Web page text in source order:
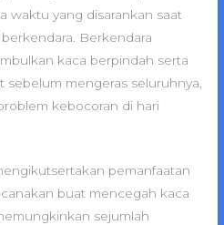
waktu yang disarankan saat
Berkendara
kaca berpindah serta
mengeras seluruhnya,
kebocoran di hari
pemanfaatan
buat mencegah kaca
sejumlah